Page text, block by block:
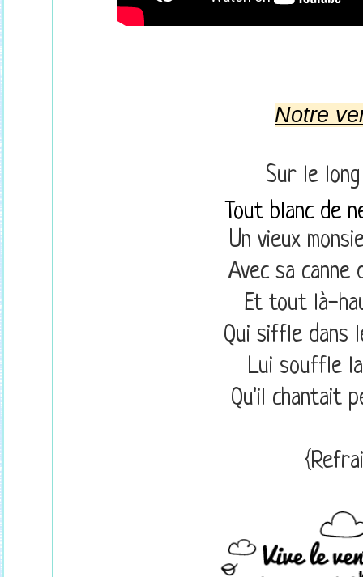
Notre
Sur le long
Tout blanc de
Un vieux
Avec sa canne
Et tout là-
Qui siffle dans
Lui souffle
Qu'il chantait